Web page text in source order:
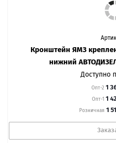
Кронштейн ЯМЗ
нижний
Доступно
Опт-2 1
Опт-1 1
Розничная 1